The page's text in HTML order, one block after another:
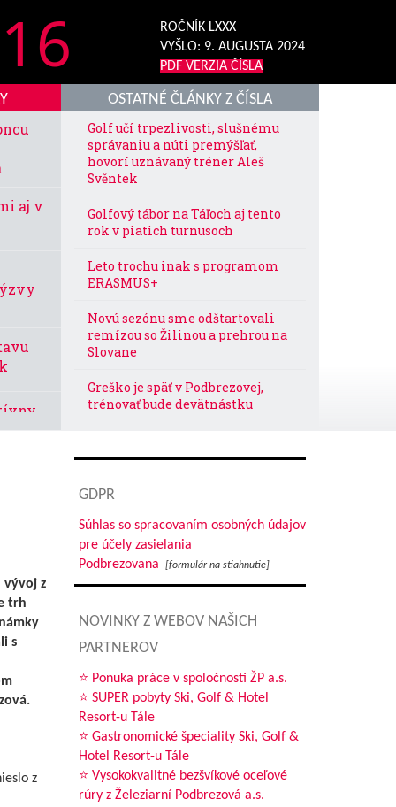
16
ROČNÍK LXXX
VYŠLO: 9. AUGUSTA 2024
PDF VERZIA ČÍSLA
aj v
na
OSTATNÉ ČLÁNKY Z ČÍSLA
Golf učí trpezlivosti, slušnému
správaniu a núti premýšľať,
hovorí uznávaný tréner Aleš
Svěntek
Golfový tábor na Táľoch aj tento
rok v piatich turnusoch
Leto trochu inak s programom
ERASMUS+
Novú sezónu sme odštartovali
remízou so Žilinou a prehrou na
Slovane
Greško je späť v Podbrezovej,
trénovať bude devätnástku
skúsenosti
Právny odbor – referát
legislatívy informuje
Pozvánka
V auguste blahoželáme
Editoriál
Jedálny lístok 12. – 25. 8. 2024
vývoj z
trh
s
z
GDPR
Súhlas so spracovaním osobných údajov
pre účely zasielania
Podbrezovana
[formulár na stiahnutie]
NOVINKY Z WEBOV NAŠICH
PARTNEROV
⭐ Ponuka práce v spoločnosti ŽP a.s.
⭐ SUPER pobyty Ski, Golf & Hotel
Resort-u Tále
⭐ Gastronomické špeciality Ski, Golf &
Hotel Resort-u Tále
⭐ Vysokokvalitné bezšvíkové oceľové
rúry z Železiarní Podbrezová a.s.